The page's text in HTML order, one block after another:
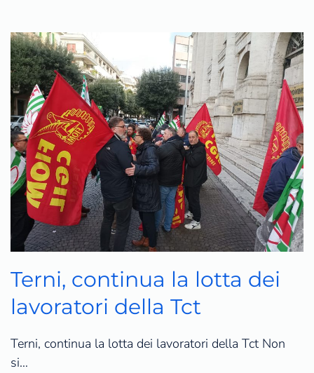
Terni, continua la lotta dei
lavoratori della Tct
Terni, continua la lotta dei lavoratori della Tct Non
si…